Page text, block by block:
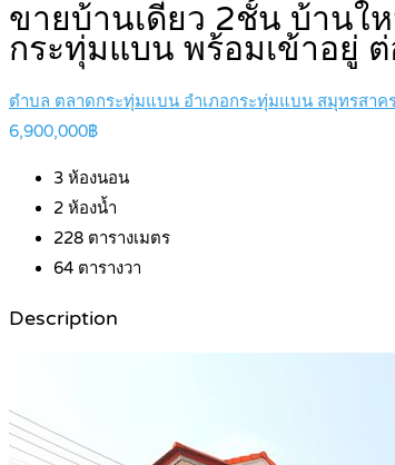
ขายบ้านเดี่ยว 2ชั้น บ้านใ
กระทุ่มแบน พร้อมเข้าอยู่ ต่
ตำบล ตลาดกระทุ่มแบน อำเภอกระทุ่มแบน สมุทรสาค
6,900,000฿
3 ห้องนอน
2 ห้องน้ำ
228 ตารางเมตร
64 ตารางวา
Description